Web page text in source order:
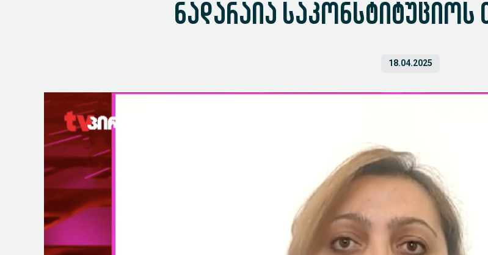
ნადარაია საკონსტიტუციოს
18.04.2025